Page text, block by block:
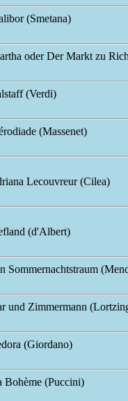
(Smetana)
oder Der Markt zu
(Verdi)
(Massenet)
Lecouvreur (Cilea)
(d'Albert)
Sommernachtstraum
und Zimmermann
(Giordano)
Bohème (Puccini)